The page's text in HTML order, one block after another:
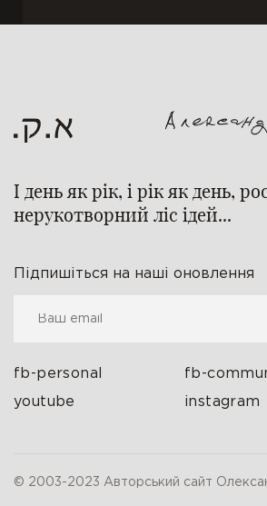
І день як рік, і рік як день,
нерукотворний ліс ідей...
Підпишіться на наші оновлення
fb-personal fb-
youtube instagram
© 2003-2023 Авторський сайт